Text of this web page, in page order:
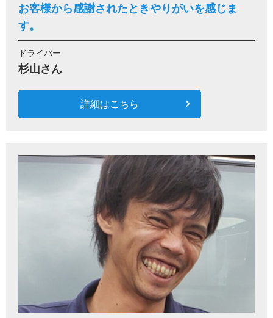
お客様から感謝されたときやりがいを感じま
す。
ドライバー
杉山さん
詳細はこちら